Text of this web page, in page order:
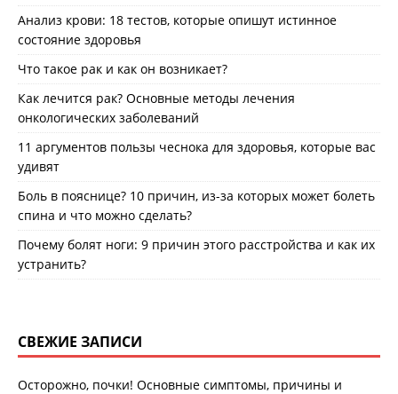
Анализ крови: 18 тестов, которые опишут истинное
состояние здоровья
Что такое рак и как он возникает?
Как лечится рак? Основные методы лечения
онкологических заболеваний
11 аргументов пользы чеснока для здоровья, которые вас
удивят
Боль в пояснице? 10 причин, из-за которых может болеть
спина и что можно сделать?
Почему болят ноги: 9 причин этого расстройства и как их
устранить?
СВЕЖИЕ ЗАПИСИ
Осторожно, почки! Основные симптомы, причины и